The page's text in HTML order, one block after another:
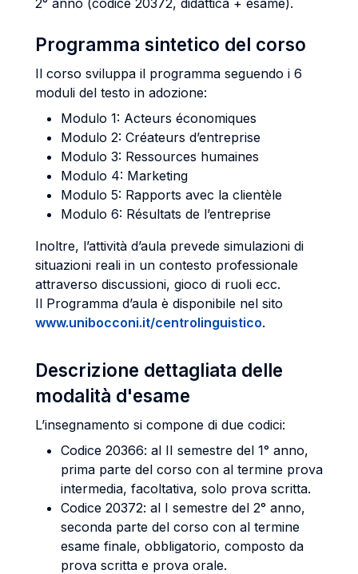
2° anno (codice 20372, didattica + esame).
Programma sintetico del corso
Il corso sviluppa il programma seguendo i 6
moduli del testo in adozione:
Modulo 1: Acteurs économiques
Modulo 2: Créateurs d’entreprise
Modulo 3: Ressources humaines
Modulo 4: Marketing
Modulo 5: Rapports avec la clientèle
Modulo 6: Résultats de l’entreprise
Inoltre, l’attività d’aula prevede simulazioni di
situazioni reali in un contesto professionale
attraverso discussioni, gioco di ruoli ecc.
Il Programma d’aula è disponibile nel sito
www.unibocconi.it/centrolinguistico.
Descrizione dettagliata delle
modalità d'esame
L’insegnamento si compone di due codici:
Codice 20366: al II semestre del 1° anno,
prima parte del corso con al termine prova
intermedia, facoltativa, solo prova scritta.
Codice 20372: al I semestre del 2° anno,
seconda parte del corso con al termine
esame finale, obbligatorio, composto da
prova scritta e prova orale.